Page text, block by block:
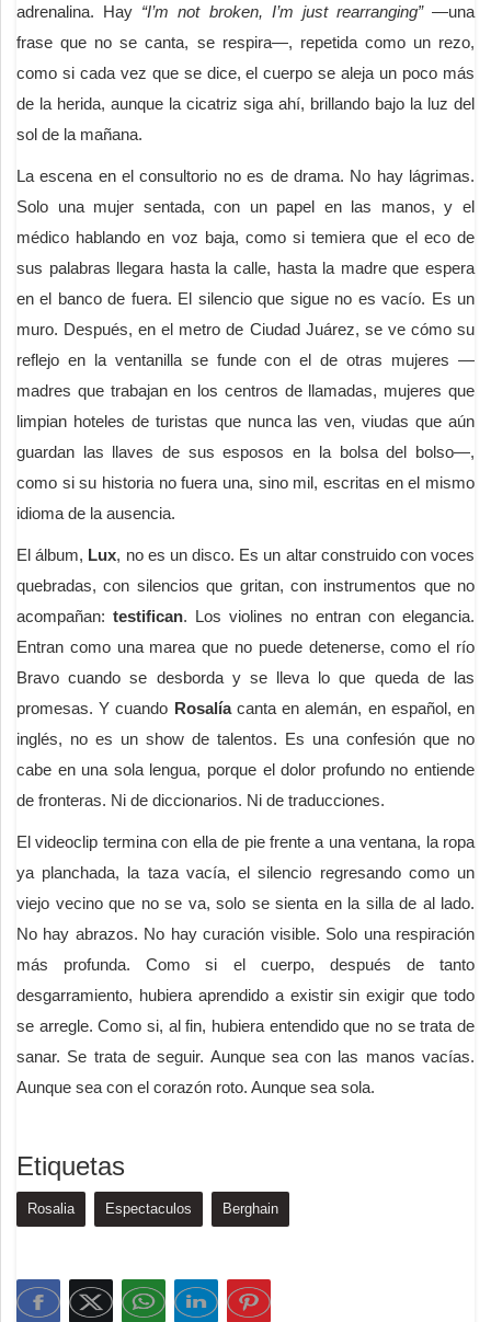
adrenalina. Hay “I’m not broken, I’m just rearranging”—una
frase que no se canta, se respira—, repetida como un rezo,
como si cada vez que se dice, el cuerpo se aleja un poco más
de la herida, aunque la cicatriz siga ahí, brillando bajo la luz del
sol de la mañana.
La escena en el consultorio no es de drama. No hay lágrimas.
Solo una mujer sentada, con un papel en las manos, y el
médico hablando en voz baja, como si temiera que el eco de
sus palabras llegara hasta la calle, hasta la madre que espera
en el banco de fuera. El silencio que sigue no es vacío. Es un
muro. Después, en el metro de Ciudad Juárez, se ve cómo su
reflejo en la ventanilla se funde con el de otras mujeres —
madres que trabajan en los centros de llamadas, mujeres que
limpian hoteles de turistas que nunca las ven, viudas que aún
guardan las llaves de sus esposos en la bolsa del bolso—,
como si su historia no fuera una, sino mil, escritas en el mismo
idioma de la ausencia.
El álbum, Lux, no es un disco. Es un altar construido con voces
quebradas, con silencios que gritan, con instrumentos que no
acompañan: testifican. Los violines no entran con elegancia.
Entran como una marea que no puede detenerse, como el río
Bravo cuando se desborda y se lleva lo que queda de las
promesas. Y cuando Rosalíacanta en alemán, en español, en
inglés, no es un show de talentos. Es una confesión que no
cabe en una sola lengua, porque el dolor profundo no entiende
de fronteras. Ni de diccionarios. Ni de traducciones.
El videoclip termina con ella de pie frente a una ventana, la ropa
ya planchada, la taza vacía, el silencio regresando como un
viejo vecino que no se va, solo se sienta en la silla de al lado.
No hay abrazos. No hay curación visible. Solo una respiración
más profunda. Como si el cuerpo, después de tanto
desgarramiento, hubiera aprendido a existir sin exigir que todo
se arregle. Como si, al fin, hubiera entendido que no se trata de
sanar. Se trata de seguir. Aunque sea con las manos vacías.
Aunque sea con el corazón roto. Aunque sea sola.
Etiquetas
Rosalia Espectaculos Berghain